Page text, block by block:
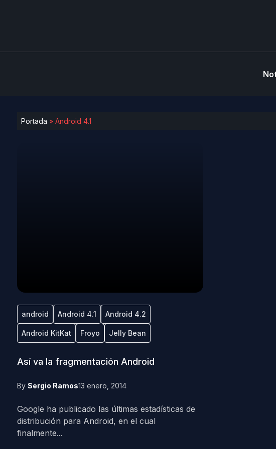
Portada » Android 4.1
android Android 4.1 Android 4.2
Android KitKat Froyo Jelly Bean
Así va la fragmentación Android
By Sergio Ramos13 enero, 2014
Google ha publicado las últimas estadísticas de
distribución para Android, en el cual
finalmente...